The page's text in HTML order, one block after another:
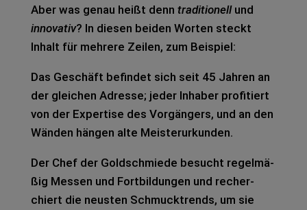
Aber was genau heißt denn tra­di­tio­nell und
inno­va­tiv? In die­sen bei­den Wor­ten steckt
Inhalt für meh­re­re Zei­len, zum Bei­spiel:
Das Geschäft befin­det sich seit 45 Jah­ren an
der glei­chen Adres­se; jeder Inha­ber pro­fi­tiert
von der Exper­ti­se des Vor­gän­gers, und an den
Wän­den hän­gen alte Meis­ter­ur­kun­den.
Der Chef der Gold­schmie­de besucht regel­mä­
ßig Mes­sen und Fort­bil­dun­gen und recher­
chiert die neus­ten Schmuck­trends, um sie